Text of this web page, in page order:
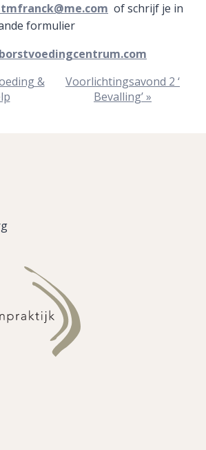
of schrijf je in
formulier
&
Voorlichtingsavond 2 ‘
Bevalling’»